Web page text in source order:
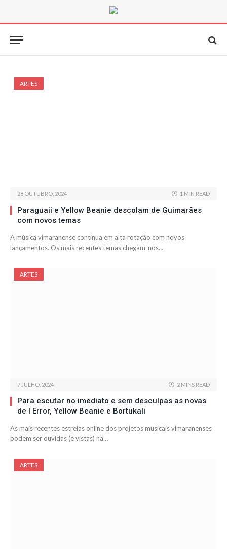
ARTES
28 OUTUBRO, 2024 1 MIN READ
Paraguaii e Yellow Beanie descolam de Guimarães
com novos temas
A música vimaranense continua em alta rotação com novos
lançamentos. Os mais recentes temas chegam-nos…
ARTES
7 JULHO, 2024 2 MINS READ
Para escutar no imediato e sem desculpas as novas
de I Error, Yellow Beanie e Bortukali
As mais recentes estreias online dos projetos musicais vimaranenses
podem ser ouvidas (e vistas) na…
ARTES